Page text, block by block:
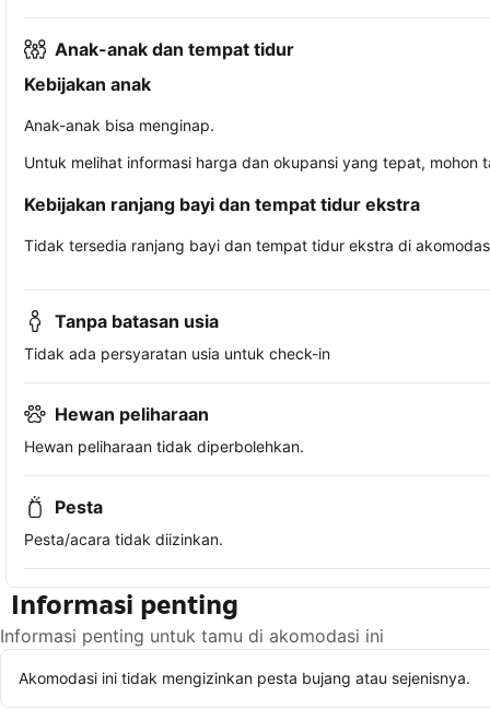
Anak-anak dan tempat tidur
Kebijakan anak
Anak-anak bisa menginap.
Untuk melihat informasi harga dan okupansi yang tepat,
Kebijakan ranjang bayi dan tempat tidur ekstra
Tidak tersedia ranjang bayi dan tempat tidur ekstra di
Tanpa batasan usia
Tidak ada persyaratan usia untuk check-in
Hewan peliharaan
Hewan peliharaan tidak diperbolehkan.
Pesta
Pesta/acara tidak diizinkan.
Informasi penting
Informasi penting untuk tamu di akomodasi ini
Akomodasi ini tidak mengizinkan pesta bujang atau sejenisnya.